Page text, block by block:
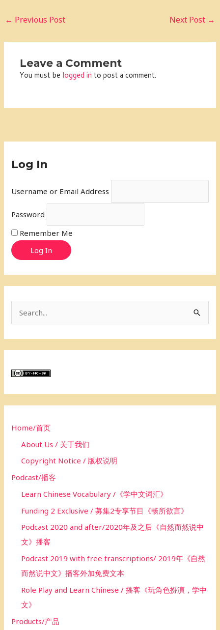
← Previous Post Next Post →
Leave a Comment
You must be logged in to post a comment.
Log In
Username or Email Address
Password
Remember Me
Log In
c
rHome/首页
About Us / 关于我们
Copyright Notice / 版权说明
Podcast/播客
Learn Chinese Vocabulary /《学中文词汇》
Funding 2 Exclusive / 募集2专享节目《畅所欲言》
Podcast 2020 and after/2020年及之后《自然而然说中
文》播客
Podcast 2019 with free transcriptions/ 2019年《自然
而然说中文》播客外加免费文本
Role Play and Learn Chinese / 播客《玩角色扮演，学中
文》
Products/产品